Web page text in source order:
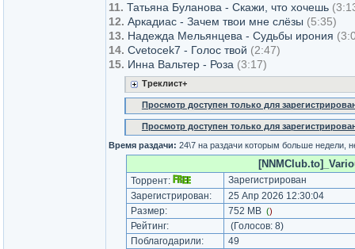
11. Татьяна Буланова - Скажи, что хочешь
12. Аркадиас - Зачем твои мне слёзы (5:35)
13. Надежда Мельянцева - Судьбы ирония
14. Cvetocek7 - Голос твой (2:47)
15. Инна Вальтер - Роза (3:17)
Треклист+
Просмотр доступен только для
Просмотр доступен только для
Время раздачи: 24\7 на раздачи которым больше недели,
Торрент:
Зарегистрирован
Зарегистрирован:
25 Апр 2026 12:30:04
Размер:
752 MB ()
Рейтинг: (Голосов: 8)
Поблагодарили:
49